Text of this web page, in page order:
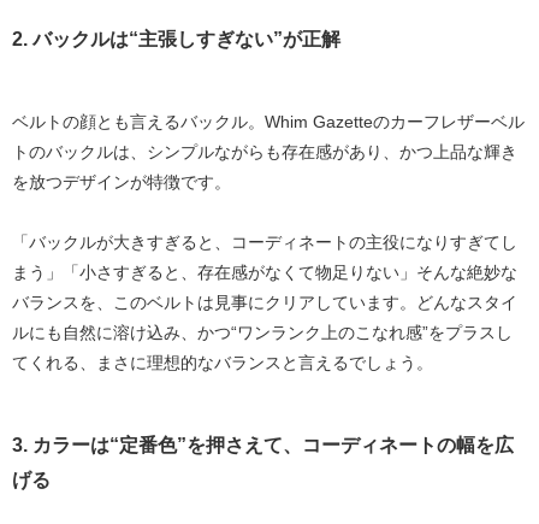
2. バックルは“主張しすぎない”が正解
ベルトの顔とも言えるバックル。 Whim Gazetteのカーフレザーベル
トのバックルは、 シンプルながらも存在感があり、かつ上品な輝き
を放つデザインが特徴です。
「バックルが大きすぎると、コーディネートの主役になりすぎてし
まう」「小さすぎると、存在感がなくて物足りない」そんな絶妙な
バランスを、このベルトは見事にクリアしています。どんなスタイ
ルにも自然に溶け込み、かつ“ワンランク上のこなれ感”をプラスし
てくれる、まさに理想的なバランスと言えるでしょう。
3. カラーは“定番色”を押さえて、コーディネートの幅を広
げる